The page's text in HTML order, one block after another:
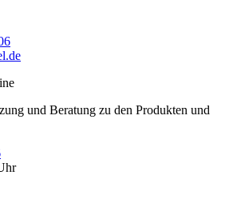
und Beratung zu den Produkten und